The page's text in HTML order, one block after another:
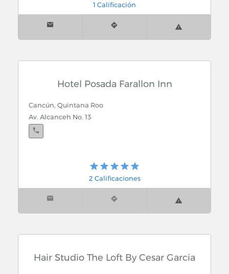
Diag. Col. Gonzalo Guerrero
Hoda del Golfo: Calle 56 s/n Paseos del Mar, Prolg.
Playa Nte.
San Francisco de Campeche, Campeche
Matriz Honda Caribe: Av. Xcaret con Av. Palenque
1 Calificación
Hotel Posada Farallon Inn
Cancún, Quintana Roo
Av. Alcanceh No. 13
2 Calificaciones
Hair Studio The Loft By Cesar Garcia